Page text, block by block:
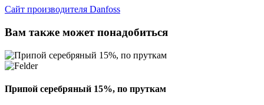
Сайт производителя Danfoss
Вам также может понадобиться
Припой серебряный 15%, по пруткам